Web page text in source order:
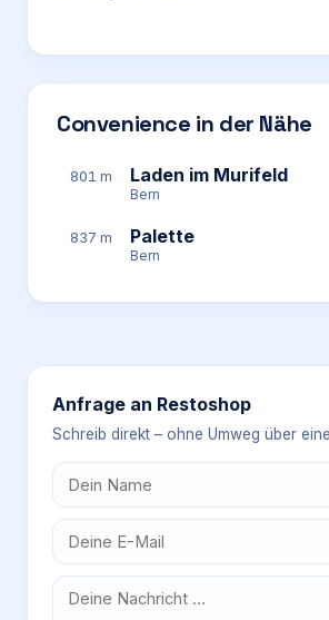
Convenience in der Nähe
801 m Laden im Murifeld
Bern
837 m Palette
Bern
Anfrage an Restoshop
Schreib direkt – ohne Umweg über